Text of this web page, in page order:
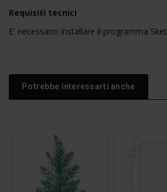
Requisiti tecnici
E' necessario installare il programma
Potrebbe interessarti anche